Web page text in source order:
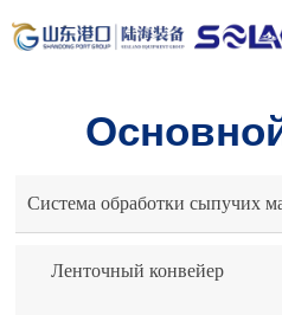
Система обработки сыпучих
Ленточный конвейер